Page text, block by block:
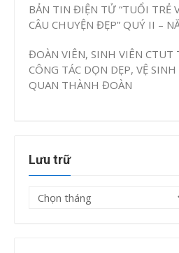
BẢN TIN ĐIỆN TỬ “TUỔI TRẺ
CÂU CHUYỆN ĐẸP” QUÝ II –
ĐOÀN VIÊN, SINH VIÊN CTUT
CÔNG TÁC DỌN DẸP, VỆ
QUAN THÀNH ĐOÀN
Lưu trữ
Lưu